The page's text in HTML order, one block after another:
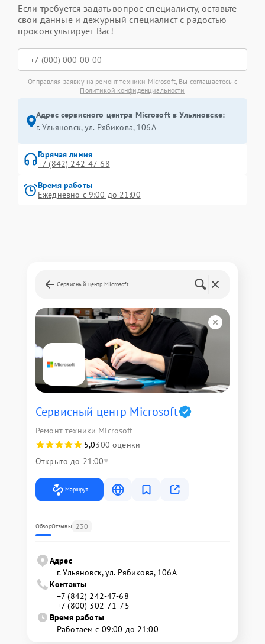
Если требуется задать вопрос специалисту, оставьте
свои данные и дежурный специалист с радостью
проконсультирует Вас!
Отправляя заявку на ремонт техники Microsoft, Вы соглашаетесь с
Политикой конфиденциальности
Адрес сервисного центра Microsoft в Ульяновске:
г. Ульяновск, ул. Рябикова, 106А
Горячая линия
+7 (842) 242-47-68
Время работы
Ежедневно с 9:00 до 21:00
Сервисный центр Microsoft
Сервисный центр Microsoft
Ремонт техники Microsoft
5,0300 оценки
Открыто до 21:00
Маршрут
ОбзорОтзывы 230
Адрес
г. Ульяновск, ул. Рябикова, 106А
Контакты
+7 (842) 242-47-68
+7 (800) 302-71-75
Время работы
Работаем с 09:00 до 21:00